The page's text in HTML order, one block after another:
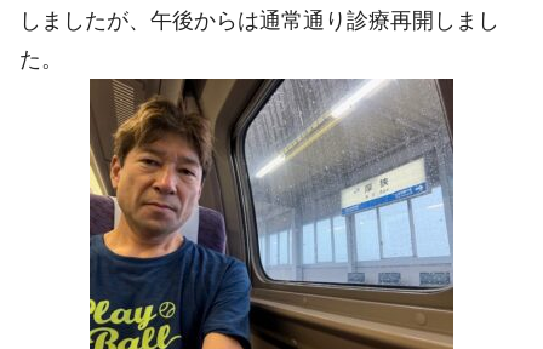
しましたが、午後からは通常通り診療再開しまし
た。